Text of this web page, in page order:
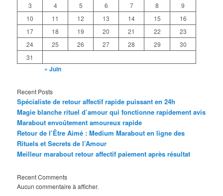
3
4 5 6 7 8
9
10
11 12 13 14 15
16
17
18 19 20 21 22
23
24
25 26 27 28 29
30
31
« Juin
Recent Posts
Spécialiste de retour affectif rapide puissant en 24h
Magie blanche rituel d’amour qui fonctionne rapidement avis
Marabout envoûtement amoureux rapide
Retour de l’Être Aimé : Medium Marabout en ligne des
Rituels et Secrets de l’Amour
Meilleur marabout retour affectif paiement après résultat
Recent Comments
Aucun commentaire à afficher.